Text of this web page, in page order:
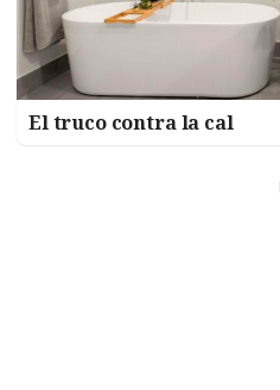
El truco contra la cal